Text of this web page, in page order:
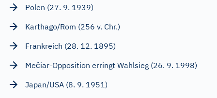
Polen (27. 9. 1939)
Karthago/Rom (256 v. Chr.)
Frankreich (28. 12. 1895)
Mečiar-Opposition erringt Wahlsieg (26. 9. 1998)
Japan/USA (8. 9. 1951)